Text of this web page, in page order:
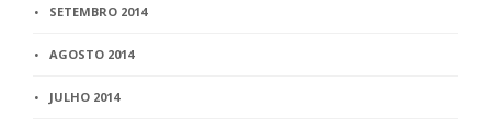
SETEMBRO 2014
AGOSTO 2014
JULHO 2014